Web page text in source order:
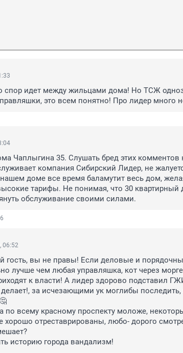
спор идет между жильцами дома! Но ТСЖ
это всем понятно! Про лидер много
Чаплыгина 35. Слушать бред этих
компания Сибирский Лидер, не
доме все время баламутит весь дом,
тарифы. Не понимая, что 30 квартирный
обслуживание своими силами.
6
06:52
гость, вы не правы! Если деловые и
лучше чем любая управляшка, кот через
к власти! А лидер здорово подставил
за исчезающими ук моглибы последить,
по всему красному проспекту моложе,
хорошо отреставрированы, любо- дорого
историю города вандализм!